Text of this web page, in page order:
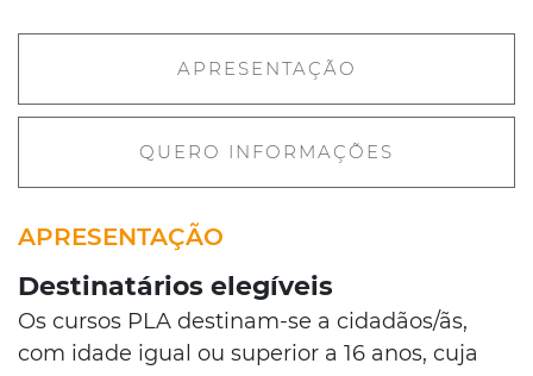
APRESENTAÇÃO
Destinatários elegíveis
Os cursos PLA destinam-se a cidadãos/ãs,
com idade igual ou superior a 16 anos, cuja
APRESENTAÇÃO
QUERO INFORMAÇÕES